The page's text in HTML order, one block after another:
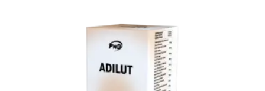
Control de peso
Vitaminas y defensas